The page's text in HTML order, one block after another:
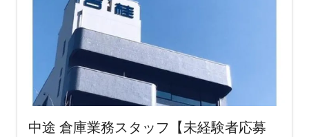
中途 倉庫業務スタッフ【未経験者応募